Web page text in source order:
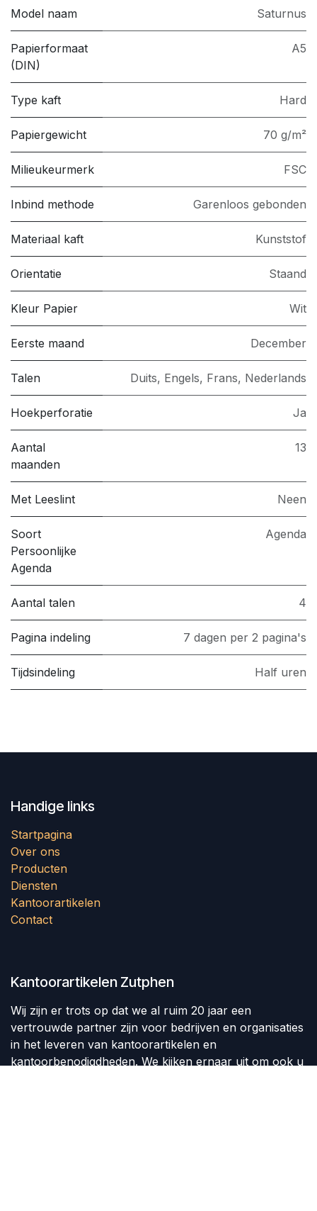
Model naam Saturnus
Papierformaat
(DIN)
A5
Type kaft Hard
Papiergewicht 70 g/m²
Milieukeurmerk FSC
Inbind methode Garenloos gebonden
Materiaal kaft Kunststof
Orientatie Staand
Kleur Papier Wit
Eerste maand December
Talen Duits, Engels, Frans, Nederlands
Hoekperforatie Ja
Aantal
maanden
13
Met Leeslint Neen
Soort
Persoonlijke
Agenda
Agenda
Aantal talen 4
Pagina indeling 7 dagen per 2 pagina's
Tijdsindeling Half uren
Handige links
Startpagina
Over ons
Producten
Diensten
Kantoorartikelen
Contact
Kantoorartikelen Zutphen
Wij zijn er trots op dat we al ruim 20 jaar een
vertrouwde partner zijn voor bedrijven en organisaties
in het leveren van kantoorartikelen en
kantoorbenodigdheden. We kijken ernaar uit om ook u